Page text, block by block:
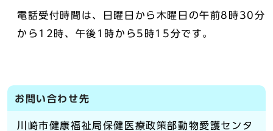
電話受付時間は、日曜日から木曜日の午前8時30分
から12時、午後1時から5時15分です。
お問い合わせ先
川崎市健康福祉局保健医療政策部動物愛護センタ